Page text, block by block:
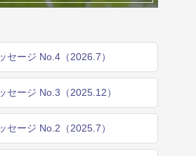
セージ No.4（2026.7）
セージ No.3（2025.12）
セージ No.2（2025.7）